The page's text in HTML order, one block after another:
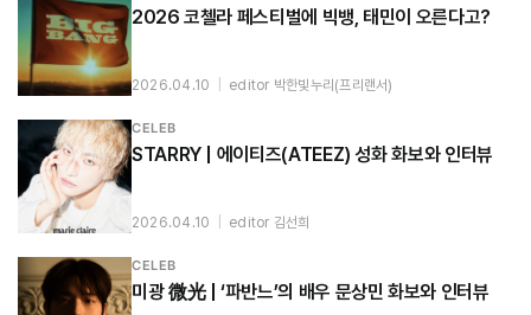
2026 코첼라 페스티벌에 빅뱅, 태민이 오른다고?
2026.04.10 editor 박한빛누리(프리랜서)
CELEB
STARRY | 에이티즈(ATEEZ) 성화 화보와 인터뷰
2026.04.10 editor 김선희
CELEB
미광 微光 | ‘파반느’의 배우 문상민 화보와 인터뷰